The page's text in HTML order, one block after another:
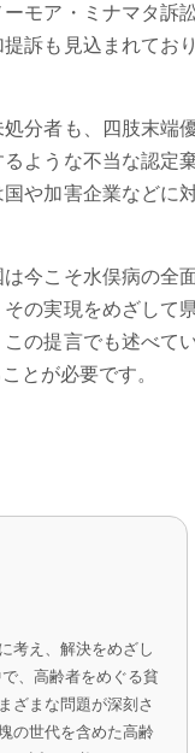
モア・ミナマタ訴
訴も見込まれてお
分者も、四肢末端
ような不当な認定
や加害企業などに
今こそ水俣病の全
の実現をめざして
の提言でも述べて
とが必要です。
考え、解決をめざし
、高齢者をめぐる貧
ざまな問題が深刻さ
の世代を含めた高齢